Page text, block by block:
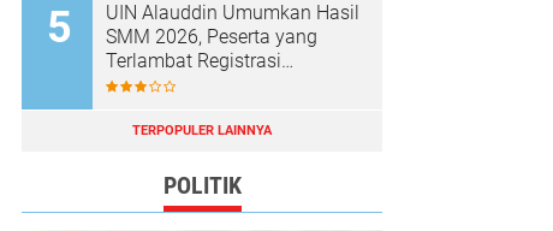
UIN Alauddin Umumkan Hasil
SMM 2026, Peserta yang
Terlambat Registrasi
Dianggap Mundur
TERPOPULER LAINNYA
POLITIK